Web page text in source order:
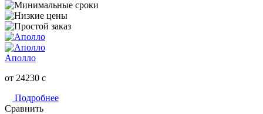
Аполло
от 24230 c
Подробнее
Сравнить